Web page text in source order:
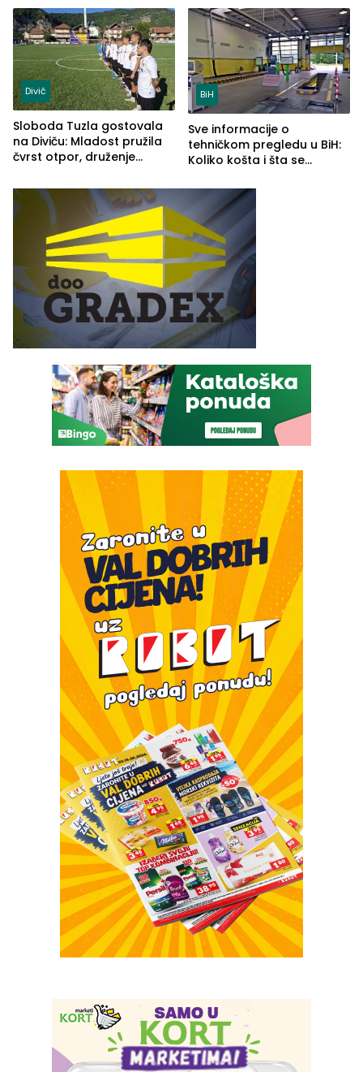
nestašice vode
Divič
Sloboda Tuzla gostovala
na Diviču: Mladost pružila
čvrst otpor, druženje
jezera
BiH
Sve informacije o
tehničkom pregledu u BiH:
Koliko košta i šta se